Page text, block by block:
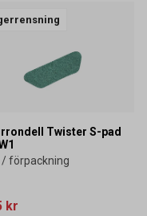
Twister S-pad
/ förpackning
kr